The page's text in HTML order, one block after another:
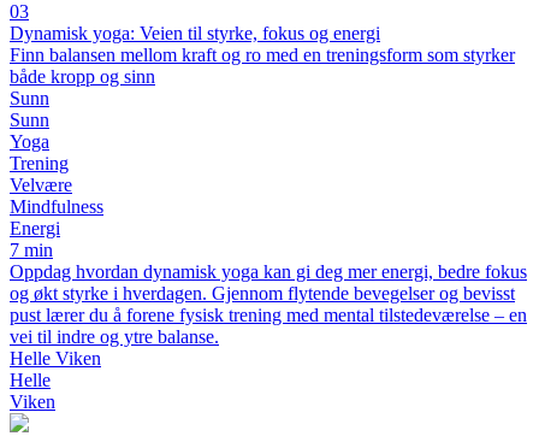
03
Dynamisk yoga: Veien til styrke, fokus og energi
Finn balansen mellom kraft og ro med en treningsform som styrker
både kropp og sinn
Sunn
Sunn
Yoga
Trening
Velvære
Mindfulness
Energi
7 min
Oppdag hvordan dynamisk yoga kan gi deg mer energi, bedre fokus
og økt styrke i hverdagen. Gjennom flytende bevegelser og bevisst
pust lærer du å forene fysisk trening med mental tilstedeværelse – en
vei til indre og ytre balanse.
Helle Viken
Helle
Viken